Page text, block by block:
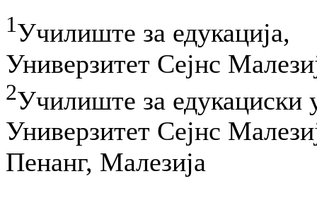
1Училиште за едукација,
Универзитет Сејнс
2Училиште за едукациски
Универзитет Сејнс
Пенанг, Малезија